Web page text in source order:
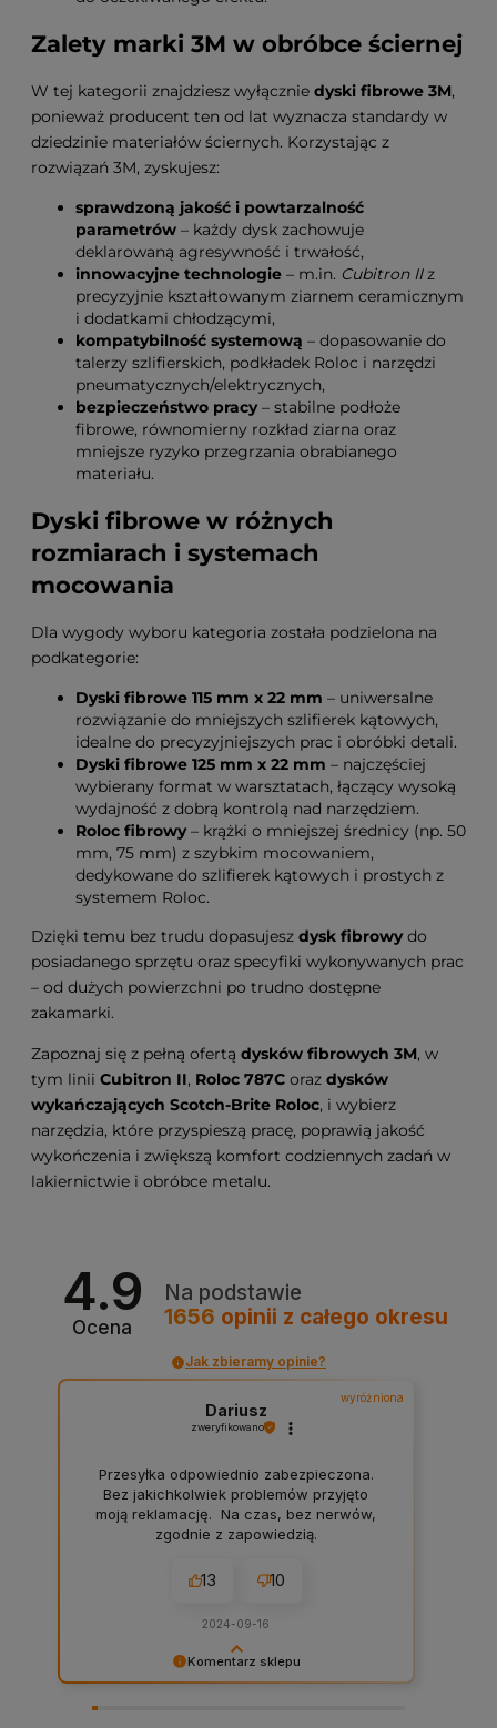
Zalety marki 3M w obróbce ściernej
W tej kategorii znajdziesz wyłącznie dyski fibrowe 3M,
ponieważ producent ten od lat wyznacza standardy w
dziedzinie materiałów ściernych. Korzystając z
rozwiązań 3M, zyskujesz:
sprawdzoną jakość i powtarzalność
parametrów – każdy dysk zachowuje
deklarowaną agresywność i trwałość,
innowacyjne technologie – m.in. Cubitron IIz
precyzyjnie kształtowanym ziarnem ceramicznym
i dodatkami chłodzącymi,
kompatybilność systemową – dopasowanie do
talerzy szlifierskich, podkładek Roloc i narzędzi
pneumatycznych/elektrycznych,
bezpieczeństwo pracy– stabilne podłoże
fibrowe, równomierny rozkład ziarna oraz
mniejsze ryzyko przegrzania obrabianego
materiału.
Dyski fibrowe w różnych
rozmiarach i systemach
mocowania
Dla wygody wyboru kategoria została podzielona na
podkategorie:
Dyski fibrowe 115 mm x 22 mm – uniwersalne
rozwiązanie do mniejszych szlifierek kątowych,
idealne do precyzyjniejszych prac i obróbki detali.
Dyski fibrowe 125 mm x 22 mm – najczęściej
wybierany format w warsztatach, łączący wysoką
wydajność z dobrą kontrolą nad narzędziem.
Roloc fibrowy– krążki o mniejszej średnicy (np. 50
mm, 75 mm) z szybkim mocowaniem,
dedykowane do szlifierek kątowych i prostych z
systemem Roloc.
Dzięki temu bez trudu dopasujesz dysk fibrowydo
posiadanego sprzętu oraz specyfiki wykonywanych prac
– od dużych powierzchni po trudno dostępne
zakamarki.
Zapoznaj się z pełną ofertą dysków fibrowych 3M, w
tym linii Cubitron II, Roloc 787C oraz dysków
wykańczających Scotch-Brite Roloc, i wybierz
narzędzia, które przyspieszą pracę, poprawią jakość
wykończenia i zwiększą komfort codziennych zadań w
lakiernictwie i obróbce metalu.
4.9
Ocena
Na podstawie
1656 opinii z całego okresu
Jak zbieramy opinie?
Komentarz sklepu
wyróżniona
Dariusz
zweryfikowano
Przesyłka odpowiednio zabezpieczona.
Bez jakichkolwiek problemów przyjęto
moją reklamację. Na czas, bez nerwów,
zgodnie z zapowiedzią.
13 10
2024-09-16